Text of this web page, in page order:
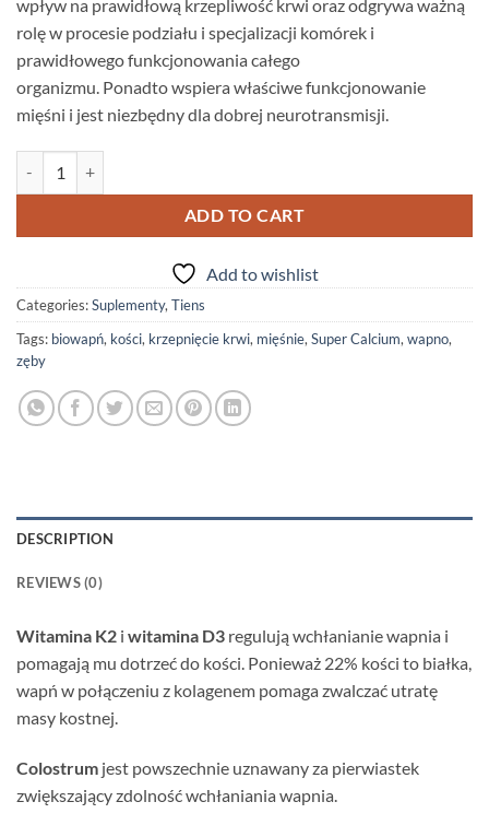
wpływ na prawidłową krzepliwość krwi oraz odgrywa ważną
rolę w procesie podziału i specjalizacji komórek i
prawidłowego funkcjonowania całego
organizmu. Ponadto wspiera właściwe funkcjonowanie
mięśni i jest niezbędny dla dobrej neurotransmisji.
ADD TO CART
Add to wishlist
Categories:Suplementy, Tiens
Tags: biowapń, kości, krzepnięcie krwi, mięśnie, Super Calcium, wapno,
zęby
DESCRIPTION
REVIEWS (0)
Witamina K2 i witamina D3 regulują wchłanianie wapnia i
pomagają mu dotrzeć do kości. Ponieważ 22% kości to białka,
wapń w połączeniu z kolagenem pomaga zwalczać utratę
masy kostnej.
Colostrum jest powszechnie uznawany za pierwiastek
zwiększający zdolność wchłaniania wapnia.